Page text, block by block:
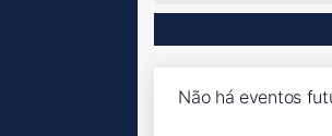
Não há eventos